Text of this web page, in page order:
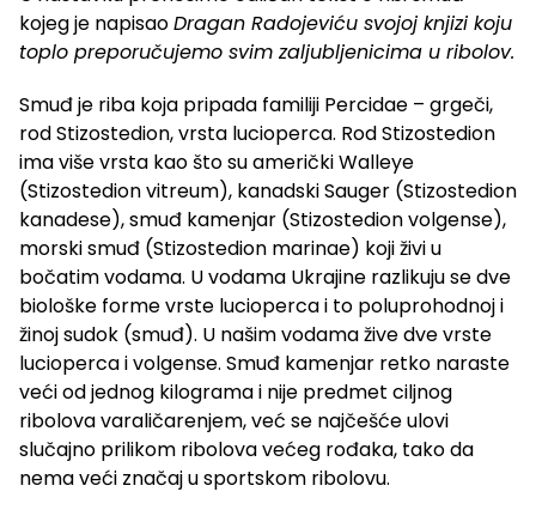
kojeg je napisaoDragan Radojeviću svojoj knjizi koju
toplo preporučujemo svim zaljubljenicima u ribolov.
Smuđ je riba koja pripada familiji Percidae – grgeči,
rod Stizostedion, vrsta lucioperca. Rod Stizostedion
ima više vrsta kao što su američki Walleye
(Stizostedion vitreum), kanadski Sauger (Stizostedion
kanadese), smuđ kamenjar (Stizostedion volgense),
morski smuđ (Stizostedion marinae) koji živi u
bočatim vodama. U vodama Ukrajine razlikuju se dve
biološke forme vrste lucioperca i to poluprohodnoj i
žinoj sudok (smuđ). U našim vodama žive dve vrste
lucioperca i volgense. Smuđ kamenjar retko naraste
veći od jednog kilograma i nije predmet ciljnog
ribolova varaličarenjem, već se najčešće ulovi
slučajno prilikom ribolova većeg rođaka, tako da
nema veći značaj u sportskom ribolovu.